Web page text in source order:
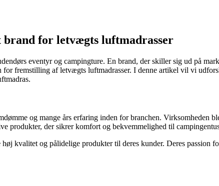
for letvægts luftmadrasser
eventyr og campingture. En brand, der skiller sig ud på
for fremstilling af letvægts luftmadrasser. I denne artikel vil vi
og mange års erfaring inden for branchen. Virksomheden
produkter, der sikrer komfort og bekvemmelighed til
kvalitet og pålidelige produkter til deres kunder. Deres passion